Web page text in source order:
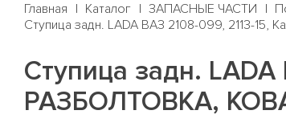
Главная Каталог ЗАПАСНЫЕ ЧАСТИ
Ступица задн. LADA ВАЗ 2108-099, 2113-
Ступица задн.
РАЗБОЛТОВКА,